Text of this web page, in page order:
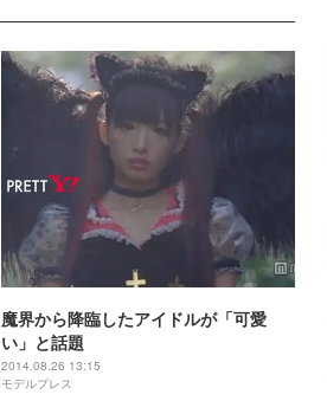
魔界から降臨したアイドルが「可愛
い」と話題
2014.08.26 13:15
モデルプレス